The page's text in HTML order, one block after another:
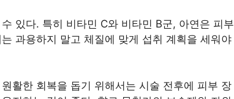
있다. 특히 비타민 C와 비타민 B군, 아연은 피부
과용하지 말고 체질에 맞게 섭취 계획을 세워야
활한 회복을 돕기 위해서는 시술 전후에 피부 장